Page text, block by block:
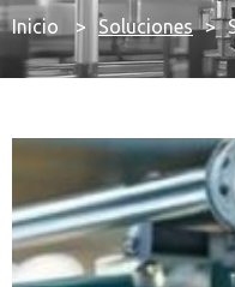
You are here:Soluciones